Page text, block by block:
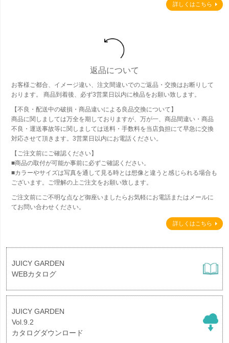
詳しくはこちら
返品について
お客様ご都合、イメージ違い、注文間違いでのご返品・交換はお断りして
おります。 商品到着後、必ず3営業日以内に検品をお願い致します。
【不良・配送中の破損・商品違いによる良品交換について】
商品に関しましては万全を期しておりますが、万が一、商品間違い・商品
不良・運送事故等に関しましては送料・手数料を当店負担にて早急に交換
対応させて頂きます。3営業日以内にお電話ください。
【ご注文前にご確認ください】
■商品の取付が可能か事前に必ずご確認ください。
■カラーやサイズは写真を通して見る時とは想像と違うと感じられる場合も
ございます。ご理解の上ご注文をお願い致します。
ご注文前にご不明な点など御座いましたらお気軽にお電話またはメールに
てお問い合わせください。
詳しくはこちら
JUICY GARDEN
WEBカタログ
JUICY GARDEN
Vol.9.2
カタログダウンロード